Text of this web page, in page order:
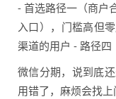
- 首选路径一（商户
入口），门槛高但
渠道的用户 - 路径
微信分期，说到底
用错了，麻烦会找上